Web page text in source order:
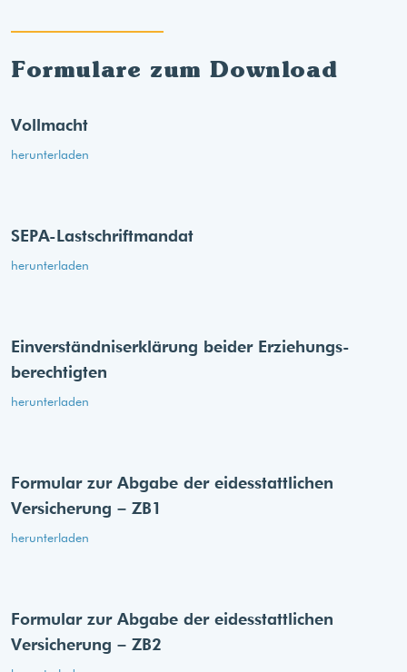
Formulare zum Download
Vollmacht
herunterladen
SEPA-Lastschriftmandat
herunterladen
Einverständnis­erklärung beider Erziehungs­
berechtigten
herunterladen
Formular zur Abgabe der eides­stattlichen
Versicherung – ZB1
herunterladen
Formular zur Abgabe der eides­stattlichen
Versicherung – ZB2